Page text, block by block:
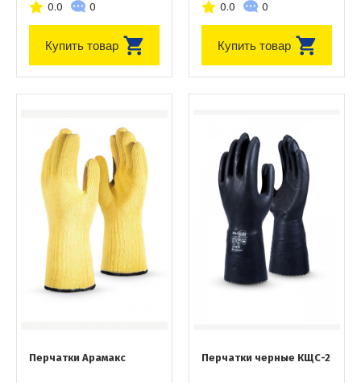
0.0 0
Купить товар
0.0 0
Купить товар
Перчатки Арамакс Перчатки черные КЩС-2